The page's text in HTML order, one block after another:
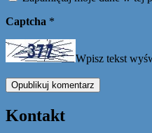
Captcha *
Wpisz tekst
Kontakt